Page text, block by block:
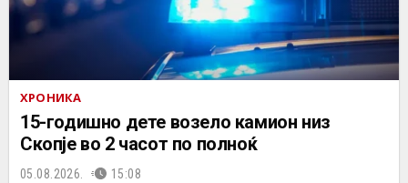
ХРОНИКА
15-годишно дете возело камион низ
Скопје во 2 часот по полноќ
05.08.2026. 15:08